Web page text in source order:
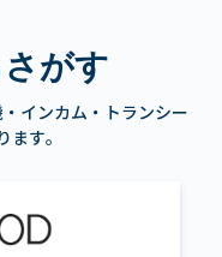
がす
インカム・トランシー
す。